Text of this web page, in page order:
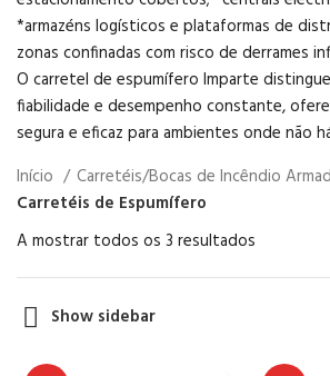
*armazéns logísticos e plataformas de
zonas confinadas com risco de derrames
O carretel de espumífero Imparte
fiabilidade e desempenho constante,
segura e eficaz para ambientes onde não
Início
Carretéis/Bocas de Incêndio
Carretéis de Espumífero
A mostrar todos os 3 resultados
Show sidebar